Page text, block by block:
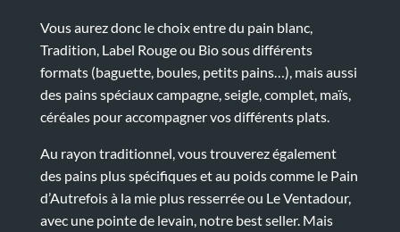
Vous aurez donc le choix entre du pain blanc,
Tradition, Label Rouge ou Bio sous différents
formats (baguette, boules, petits pains…), mais aussi
des pains spéciaux campagne, seigle, complet, maïs,
céréales pour accompagner vos différents plats.
Au rayon traditionnel, vous trouverez également
des pains plus spécifiques et au poids comme le Pain
d’Autrefois à la mie plus resserrée ou Le Ventadour,
avec une pointe de levain, notre best seller. Mais